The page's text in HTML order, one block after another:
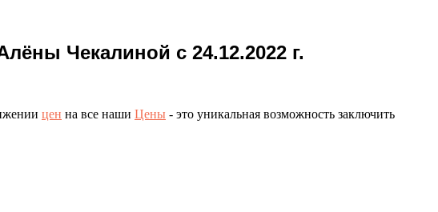
Чекалиной с 24.12.2022 г.
цен на все наши Цены - это уникальная возможность заключить